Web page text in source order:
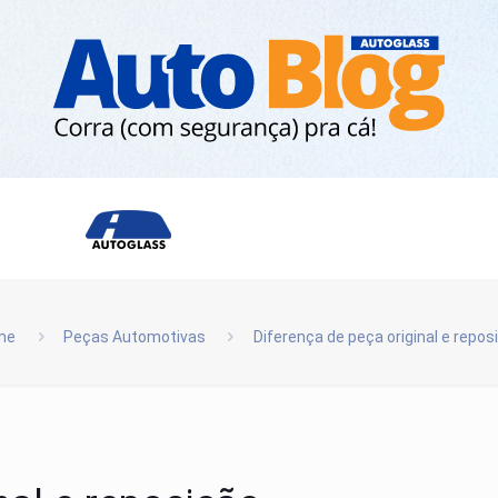
Peças Automotivas Diferença de peça original e